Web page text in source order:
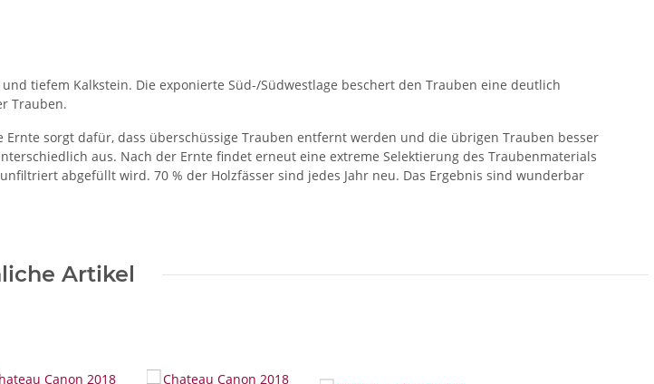
tiefem Kalkstein. Die exponierte Süd-/Südwestlage beschert den Trauben eine deutlich
Trauben.
sorgt dafür, dass überschüssige Trauben entfernt werden und die übrigen Trauben besser
aus. Nach der Ernte findet erneut eine extreme Selektierung des Traubenmaterials
abgefüllt wird. 70 % der Holzfässer sind jedes Jahr neu. Das Ergebnis sind wunderbar
Artikel